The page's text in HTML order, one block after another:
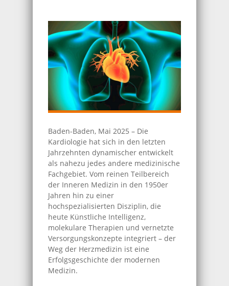
Baden-Baden, Mai 2025 – Die
Kardiologie hat sich in den letzten
Jahrzehnten dynamischer entwickelt
als nahezu jedes andere medizinische
Fachgebiet. Vom reinen Teilbereich
der Inneren Medizin in den 1950er
Jahren hin zu einer
hochspezialisierten Disziplin, die
heute Künstliche Intelligenz,
molekulare Therapien und vernetzte
Versorgungskonzepte integriert – der
Weg der Herzmedizin ist eine
Erfolgsgeschichte der modernen
Medizin.